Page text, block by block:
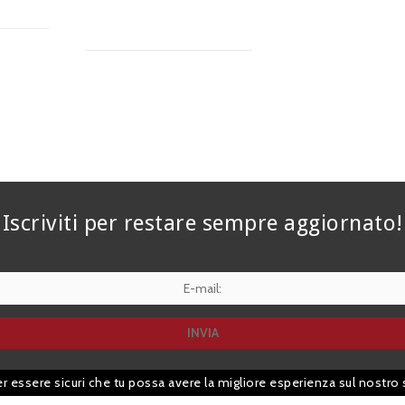
Iscriviti per restare sempre aggiornato!
essere sicuri che tu possa avere la migliore esperienza sul nostro